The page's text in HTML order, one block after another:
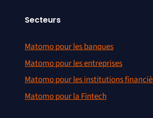
Secteurs
Matomo pour les banques
Matomo pour les entreprises
Matomo pour les institutions
Matomo pour la Fintech